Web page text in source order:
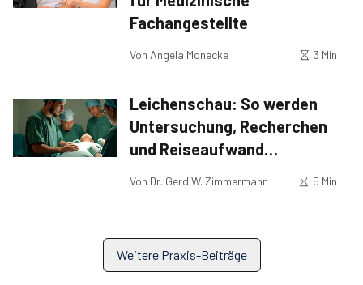
Fachangestellte
Von Angela Monecke 3 Min
Leichenschau: So werden
Untersuchung, Recherchen
und Reiseaufwand
Von Dr. Gerd W. Zimmermann 5 Min
Weitere Praxis-Beiträge